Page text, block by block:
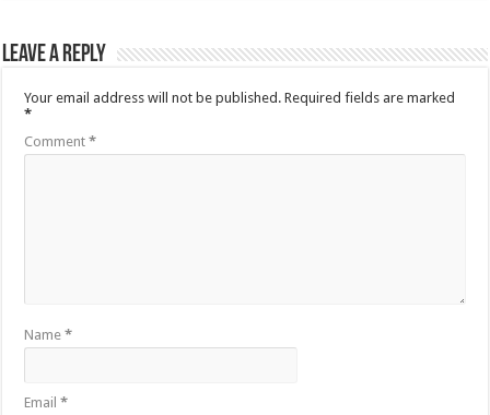
Leave a Reply
Your email address will not be published. Required fields are marked
*
Comment*
Name*
Email*